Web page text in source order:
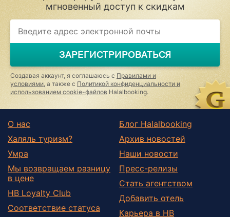
мгновенный доступ к скидкам
ЗАРЕГИСТРИРОВАТЬСЯ
Создавая аккаунт, я соглашаюсь с Правилами и
условиями , а также с Политикой конфиденциальности и
использованием cookie-файлов Halalbooking.
О нас
Халяль туризм?
Умра
Мы возвращаем разницу
в цене
HB Loyalty Club
Соответствие статуса
Блог Halalbooking
Архив новостей
Наши новости
Пресс-релизы
Стать агентством
Добавить отель
Карьера в HB